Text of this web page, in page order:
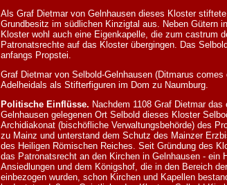
Als Graf Dietmar von Gelnhausen dieses Kloster
Grundbesitz im südlichen Kinzigtal aus. Neben Gütern
Kloster wohl auch eine Eigenkapelle, die zum castrum
Patronatsrechte auf das Kloster übergingen. Das
anfangs Propstei.
Graf Dietmar von Selbold-Gelnhausen (Ditmarus
Adelheidals als Stifterfiguren im Dom zu Naumburg.
Politische Einflüsse. Nachdem 1108 Graf Dietmar
Gelnhausen gelegenen Ort Selbold dieses Kloster
Archidiakonat (bischöfliche Verwaltungsbehörde) des
zu Mainz und unterstand dem Schutz des Mainzer
des Heiligen Römischen Reiches. Seit Gründung des
das Patronatsrecht an den Kirchen in Gelnhausen - ein
Ansiedlungen und dem Königshof, die in den Bereich
einbezogen wurden, schon Kirchen und Kapellen